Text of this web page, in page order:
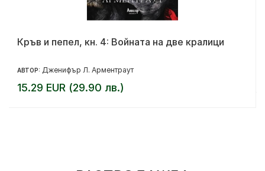
Кръв и пепел, кн. 4: Войната на две кралици
АВТОР: Дженифър Л. Арментраут
15.29 EUR (29.90 лв.)